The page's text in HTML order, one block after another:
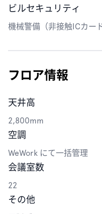
ビルセキュリティ
機械警備（非接触ICカー
フロア情報
天井高
2,800mm
空調
WeWork にて一括管理
会議室数
22
その他